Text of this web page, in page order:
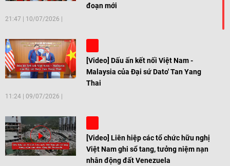
đoạn mới
21:47 | 10/07/2026
[Video] Dấu ấn kết nối Việt Nam -
Malaysia của Đại sứ Dato' Tan Yang
Thai
11:24 | 09/07/2026
[Video] Liên hiệp các tổ chức hữu nghị
Việt Nam ghi sổ tang, tưởng niệm nạn
nhân động đất Venezuela